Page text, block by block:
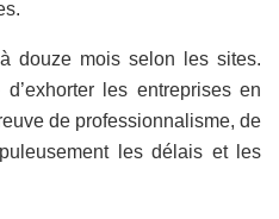
douze mois selon les sites.
les entreprises en
de professionnalisme, de
les délais et les